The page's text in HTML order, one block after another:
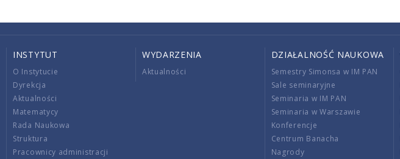
INSTYTUT
O Instytucie
Dyrekcja
Aktualności
Matematycy
Rada Naukowa
Struktura
Pracownicy administracji
WYDARZENIA
Aktualności
DZIAŁALNOŚĆ NAUKOWA
Semestry Simonsa w IM PAN
Sale seminaryjne
Seminaria w IM PAN
Seminaria w Warszawie
Konferencje
Centrum Banacha
Nagrody